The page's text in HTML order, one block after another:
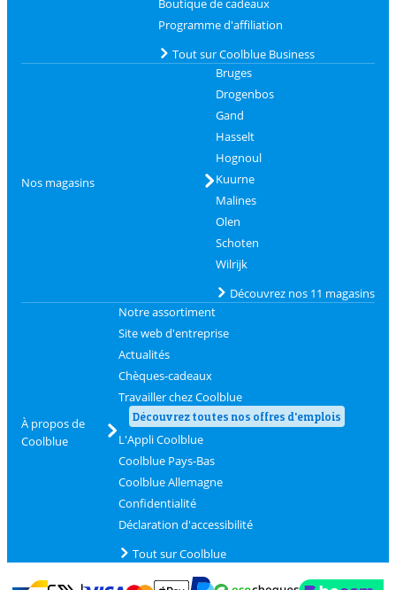
Boutique de cadeaux
Programme d'affiliation
Tout sur Coolblue Business
Nos magasins
Bruges
Drogenbos
Gand
Hasselt
Hognoul
Kuurne
Malines
Olen
Schoten
Wilrijk
Découvrez nos 11 magasins
À propos de
Coolblue
Notre assortiment
Site web d'entreprise
Actualités
Chèques-cadeaux
Travailler chez Coolblue
Découvrez toutes nos offres d'emplois
L'Appli Coolblue
Coolblue Pays-Bas
Coolblue Allemagne
Confidentialité
Déclaration d'accessibilité
Tout sur Coolblue